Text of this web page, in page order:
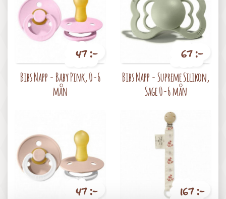
47 :-
Bibs Napp - Baby Pink, 0-6
mån
67 :-
Bibs Napp - Supreme Silikon,
Sage 0-6 mån
47 :- 167 :-